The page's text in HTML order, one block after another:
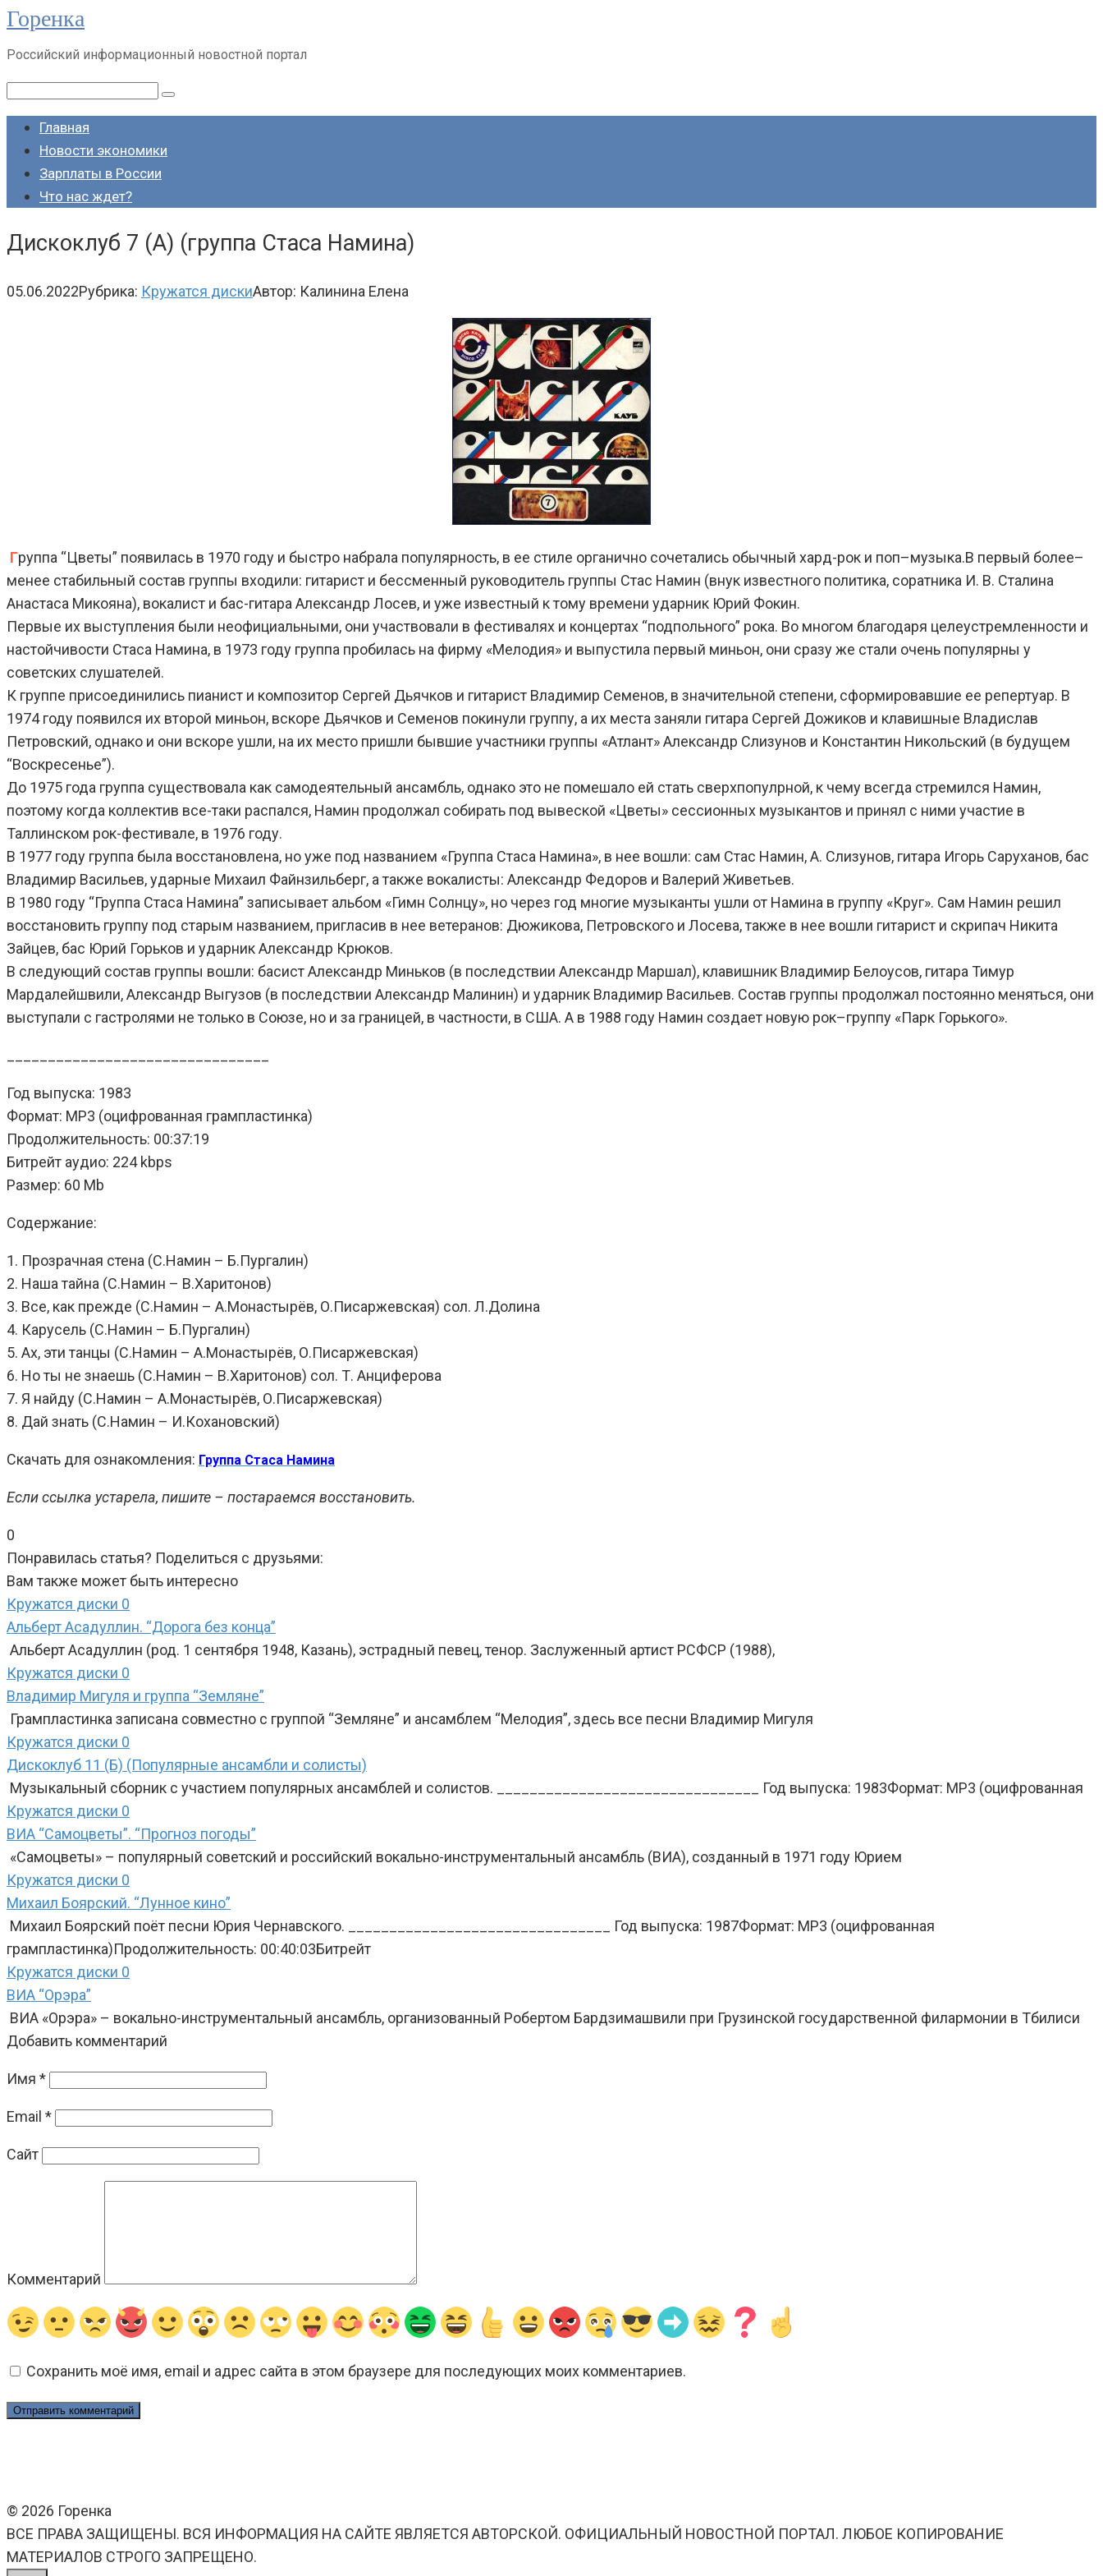
Перейти
контенту
Горенка
Российский информационный новостной портал
Поиск:
Главная
Новости экономики
Зарплаты в России
Что нас ждет?
Дискоклуб 7 (А) (группа Стаса Намина)
05.06.2022Рубрика: Кружатся дискиАвтор: Калинина Елена
Группа “Цветы” появилась в 1970 году и быстро набрала популярность, в ее стиле органично сочетались обычный хард-рок и поп–музыка.В первый более–
менее стабильный состав группы входили: гитарист и бессменный руководитель группы Стас Намин (внук известного политика, соратника И. В. Сталина
Анастаса Микояна), вокалист и бас-гитара Александр Лосев, и уже известный к тому времени ударник Юрий Фокин.
Первые их выступления были неофициальными, они участвовали в фестивалях и концертах “подпольного” рока. Во многом благодаря целеустремленности и
настойчивости Стаса Намина, в 1973 году группа пробилась на фирму «Мелодия» и выпустила первый миньон, они сразу же стали очень популярны у
советских слушателей.
К группе присоединились пианист и композитор Сергей Дьячков и гитарист Владимир Семенов, в значительной степени, сформировавшие ее репертуар. В
1974 году появился их второй миньон, вскоре Дьячков и Семенов покинули группу, а их места заняли гитара Сергей Дожиков и клавишные Владислав
Петровский, однако и они вскоре ушли, на их место пришли бывшие участники группы «Атлант» Александр Слизунов и Константин Никольский (в будущем
“Воскресенье”).
До 1975 года группа существовала как самодеятельный ансамбль, однако это не помешало ей стать сверхпопулрной, к чему всегда стремился Намин,
поэтому когда коллектив все-таки распался, Намин продолжал собирать под вывеской «Цветы» сессионных музыкантов и принял с ними участие в
Таллинском рок-фестивале, в 1976 году.
В 1977 году группа была восстановлена, но уже под названием «Группа Стаса Намина», в нее вошли: сам Стас Намин, А. Слизунов, гитара Игорь Саруханов, бас
Владимир Васильев, ударные Михаил Файнзильберг, а также вокалисты: Александр Федоров и Валерий Живетьев.
В 1980 году “Группа Стаса Намина” записывает альбом «Гимн Солнцу», но через год многие музыканты ушли от Намина в группу «Круг». Сам Намин решил
восстановить группу под старым названием, пригласив в нее ветеранов: Дюжикова, Петровского и Лосева, также в нее вошли гитарист и скрипач Никита
Зайцев, бас Юрий Горьков и ударник Александр Крюков.
В следующий состав группы вошли: басист Александр Миньков (в последствии Александр Маршал), клавишник Владимир Белоусов, гитара Тимур
Мардалейшвили, Александр Выгузов (в последствии Александр Малинин) и ударник Владимир Васильев. Состав группы продолжал постоянно меняться, они
выступали с гастролями не только в Союзе, но и за границей, в частности, в США. А в 1988 году Намин создает новую рок–группу «Парк Горького».
Год выпуска: 1983
Формат: MP3 (оцифрованная грампластинка)
Продолжительность: 00:37:19
Битрейт аудио: 224 kbps
Размер: 60 Mb
Содержание:
1. Прозрачная стена (С.Намин – Б.Пургалин)
2. Наша тайна (С.Намин – В.Харитонов)
3. Все, как прежде (С.Намин – А.Монастырёв, О.Писаржевская) сол. Л.Долина
4. Карусель (С.Намин – Б.Пургалин)
5. Ах, эти танцы (С.Намин – А.Монастырёв, О.Писаржевская)
6. Но ты не знаешь (С.Намин – В.Харитонов) сол. Т. Анциферова
7. Я найду (С.Намин – А.Монастырёв, О.Писаржевская)
8. Дай знать (С.Намин – И.Кохановский)
Скачать для ознакомления: Группа Стаса Намина
Если ссылка устарела, пишите – постараемся восстановить.
0
Понравилась статья? Поделиться с друзьями:
Вам также может быть интересно
Кружатся диски 0
Альберт Асадуллин. “Дорога без конца”
Альберт Асадуллин (род. 1 сентября 1948, Казань), эстрадный певец, тенор. Заслуженный артист РСФСР (1988),
Кружатся диски 0
Владимир Мигуля и группа “Земляне”
Грампластинка записана совместно с группой “Земляне” и ансамблем “Мелодия”, здесь все песни Владимир Мигуля
Кружатся диски 0
Дискоклуб 11 (Б) (Популярные ансамбли и солисты)
Музыкальный сборник с участием популярных ансамблей и солистов. ________________________________ Год выпуска: 1983Формат: MP3 (оцифрованная
Кружатся диски 0
ВИА “Самоцветы”. “Прогноз погоды”
«Самоцветы» – популярный советский и российский вокально-инструментальный ансамбль (ВИА), созданный в 1971 году Юрием
Кружатся диски 0
Михаил Боярский. “Лунное кино”
Михаил Боярский поёт песни Юрия Чернавского. ________________________________ Год выпуска: 1987Формат: MP3 (оцифрованная
грампластинка)Продолжительность: 00:40:03Битрейт
Кружатся диски 0
ВИА “Орэра”
ВИА «Орэра» – вокально-инструментальный ансамбль, организованный Робертом Бардзимашвили при Грузинской государственной филармонии в Тбилиси
Добавить комментарий
Имя *
Email *
Сайт
Комментарий
Сохранить моё имя, email и адрес сайта в этом браузере для последующих моих комментариев.
© 2026 Горенка
ВСЕ ПРАВА ЗАЩИЩЕНЫ. ВСЯ ИНФОРМАЦИЯ НА САЙТЕ ЯВЛЯЕТСЯ АВТОРСКОЙ. ОФИЦИАЛЬНЫЙ НОВОСТНОЙ ПОРТАЛ. ЛЮБОЕ КОПИРОВАНИЕ
МАТЕРИАЛОВ СТРОГО ЗАПРЕЩЕНО.